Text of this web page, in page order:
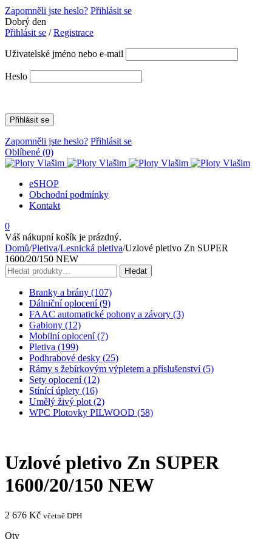
Zapomněli jste heslo? Přihlásit se
Dobrý den
Přihlásit se /Registrace
Uživatelské jméno nebo e-mail
Heslo
Zapomněli jste heslo? Přihlásit se
Oblíbené (0)
eSHOP
Obchodní podmínky
Kontakt
0
Váš nákupní košík je prázdný.
Domů/Pletiva/Lesnická pletiva/Uzlové pletivo Zn SUPER
1600/20/150 NEW
Hledat:
Hledat
Branky a brány (107)
Dálniční oplocení (9)
FAAC automatické pohony a závory (3)
Gabiony (12)
Mobilní oplocení (7)
Pletiva (199)
Podhrabové desky (25)
Rámy s žebírkovým výpletem a příslušenství (5)
Sety oplocení (12)
Stínící úplety (16)
Umělý živý plot (2)
WPC Plotovky PILWOOD (58)
Uzlové pletivo Zn SUPER
1600/20/150 NEW
2 676 Kč včetně DPH
Qty